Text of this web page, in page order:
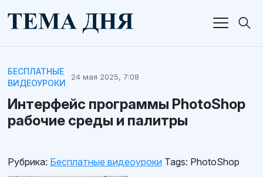
БЕСПЛАТНЫЕ
ВИДЕОУРОКИ
24 мая 2025, 7:08
Интерфейс программы PhotoShop
рабочие среды и палитры
Рубрика: Бесплатные видеоуроки Tags: PhotoShop